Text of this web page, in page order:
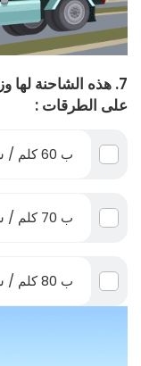
على الطرقات :
ب 60 كلم / ساعة
ب 70 كلم / ساعة
ب 80 كلم / ساعة